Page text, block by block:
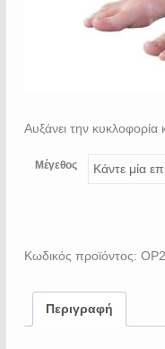
Αυξάνει την κυκλοφορία
Μέγεθος
Κωδικός προϊόντος:
Περιγραφή